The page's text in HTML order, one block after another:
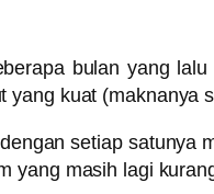
bulan yang lalu
yang kuat (maknanya
setiap satunya
yang masih lagi